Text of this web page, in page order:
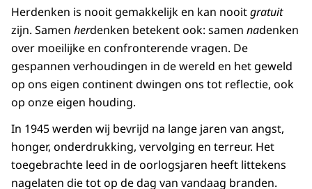
Herdenken is nooit gemakkelijk en kan nooitgratuit
zijn. Samen herdenken betekent ook: samen nadenken
over moeilijke en confronterende vragen. De
gespannen verhoudingen in de wereld en het geweld
op ons eigen continent dwingen ons tot reflectie, ook
op onze eigen houding.
In 1945 werden wij bevrijd na lange jaren van angst,
honger, onderdrukking, vervolging en terreur. Het
toegebrachte leed in de oorlogsjaren heeft littekens
nagelaten die tot op de dag van vandaag branden.